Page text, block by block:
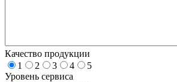
Качество продукции
1
2 3 4
5
Уровень сервиса